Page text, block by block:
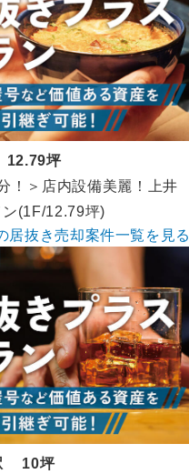
12.79坪
！＞店内設備美麗！上井
(1F/12.79坪)
居抜き売却案件一覧を見る
10坪